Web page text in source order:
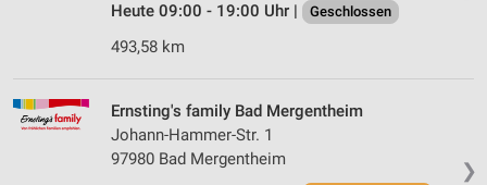
Heute 09:00 - 19:00 Uhr |
Geschlossen
493,58 km
❯
Ernsting's family Bad Mergentheim
Johann-Hammer-Str. 1
97980 Bad Mergentheim
Analyse von Zielgruppen durch Statistiken oder
Kombinationen von Daten aus verschiedenen
Entwicklung und Verbesserung der Angebote
Verwendung reduzierter Daten zur Auswahl von